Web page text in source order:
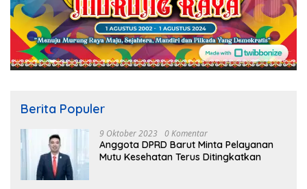
Berita Populer
9 Oktober 2023 0 Komentar
Anggota DPRD Barut Minta Pelayanan
Mutu Kesehatan Terus Ditingkatkan